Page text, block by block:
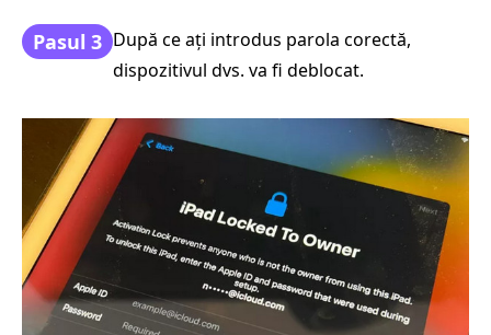
Pasul 3 După ce ați introdus parola corectă,
dispozitivul dvs. va fi deblocat.